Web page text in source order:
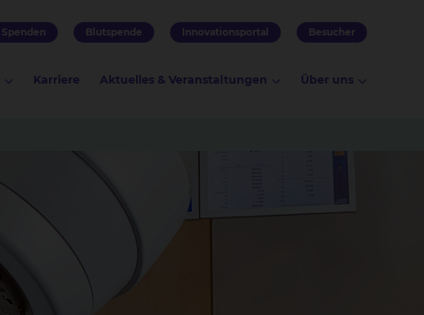
Spenden Blutspende Innovationsportal Besucher
Karriere Aktuelles & Veranstaltungen Über uns